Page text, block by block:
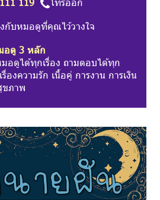
กับหมอดูที่คุณไว้วางใจ
อดู 3 หลัก
อดูได้ทุกเรื่อง ถามตอบได้ทุก
องความรัก เนื้อคู่ การงาน การเงิน
ภาพ